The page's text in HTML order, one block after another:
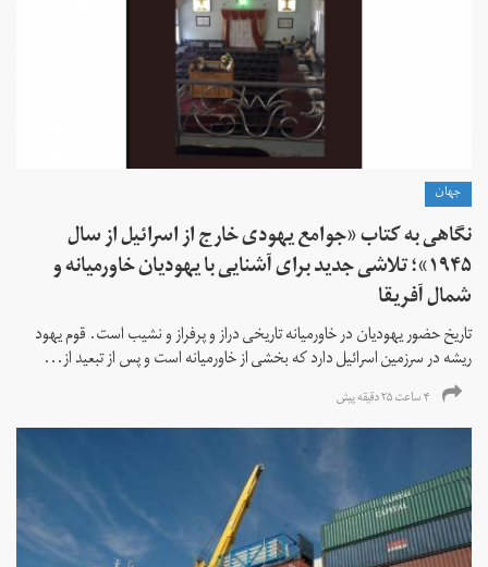
جهان
نگاهی به کتاب «جوامع یهودی خارج از اسرائیل از سال
۱۹۴۵»؛ تلاشی جدید برای آشنایی با یهودیان خاورمیانه و
شمال آفریقا
تاریخ حضور یهودیان در خاورمیانه تاریخی دراز و پرفراز و نشیب است. قوم یهود
ریشه در سرزمین اسرائیل دارد که بخشی از خاورمیانه است و پس از تبعید از...
۴ ساعت ۲۵ دقیقه پیش